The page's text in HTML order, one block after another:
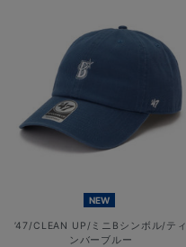
NEW
’47/CLEAN UP/ミニBシンボル/ティ
ンバーブルー